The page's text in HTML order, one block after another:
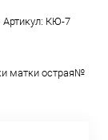
Артикул: КЮ-7
матки острая№